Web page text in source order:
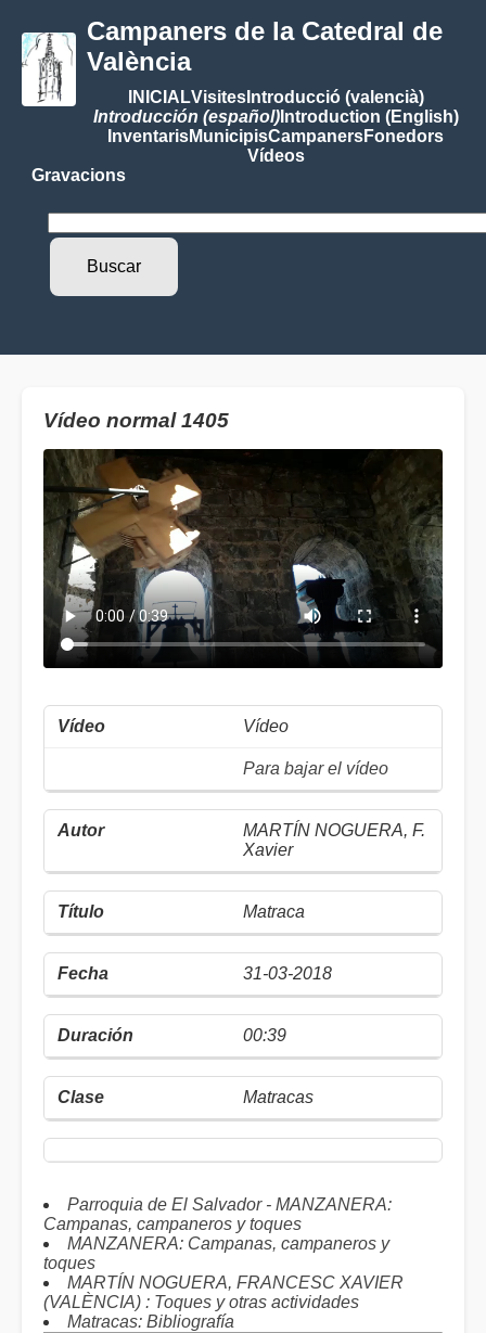
Campaners de la Catedral de
València
INICIALVisitesIntroducció (valencià)
Introducción (español)Introduction (English)
InventarisMunicipisCampanersFonedors
Vídeos
Gravacions
Vídeo normal 1405
Vídeo
Para bajar el vídeo
MARTÍN NOGUERA, F.
Xavier
Matraca
31-03-2018
00:39
Matracas
Parroquia de El Salvador - MANZANERA:
Campanas, campaneros y toques
MANZANERA: Campanas, campaneros y
toques
MARTÍN NOGUERA, FRANCESC XAVIER
(VALÈNCIA) : Toques y otras actividades
Matracas: Bibliografía